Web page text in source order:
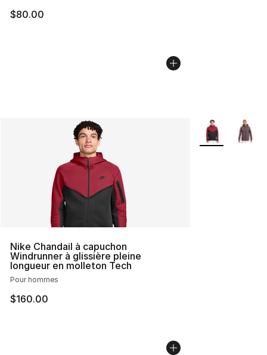
$80.00
Nike Chandail à capuchon
Windrunner à glissière pleine
longueur en molleton Tech
Pour hommes
$160.00
Plus de